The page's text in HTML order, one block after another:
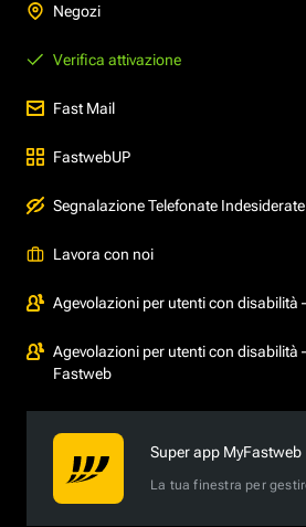
Negozi
Verifica attivazione
Fast Mail
FastwebUP
Segnalazione Telefonate Indesiderate
Lavora con noi
Agevolazioni per utenti con disabilità
Agevolazioni per utenti con disabilità
Fastweb
Super app MyFastweb
La tua finestra per